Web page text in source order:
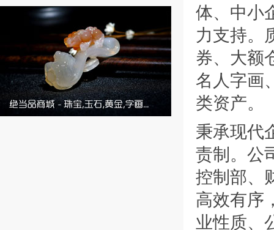
体、中小
力支持。
券、大额
名人字画
类资产。
秉承现代
责制。公
控制部、
高效有序
业性质、